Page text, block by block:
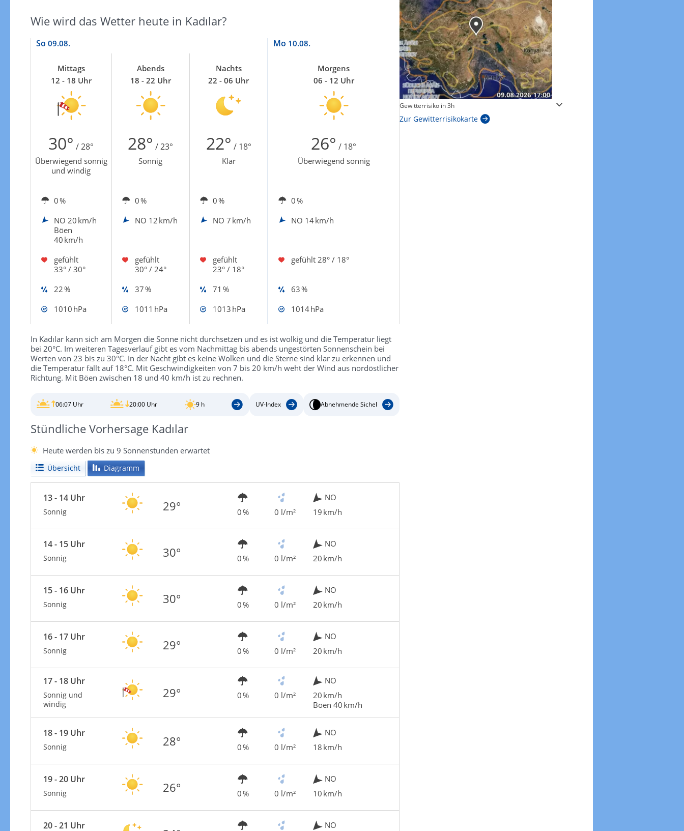
Wie wird das Wetter heute in Kadılar?
So 09.08. Mo 10.08.
Mittags
12 - 18 Uhr
Abends
18 - 22 Uhr
Nachts
22 - 06 Uhr
Morgens
06 - 12 Uhr
30° / 28° 28° / 23° 22° / 18° 26° / 18°
Überwiegend sonnig
und windig
Sonnig Klar Überwiegend sonnig
0 % 0 % 0 %
0 %
NO 20 km/h
Böen
40 km/h
NO 12 km/h NO 7 km/h NO 14 km/h
gefühlt
33° / 30°
gefühlt
30° / 24°
gefühlt
23° / 18°
gefühlt 28° / 18°
22 % 37 % 71 %
63 %
1010 hPa
1011 hPa 1013 hPa 1014 hPa
In Kadılar kann sich am Morgen die Sonne nicht durchsetzen und es ist wolkig und die Temperatur liegt
bei 20°C. Im weiteren Tagesverlauf gibt es vom Nachmittag bis abends ungestörten Sonnenschein bei
Werten von 23 bis zu 30°C. In der Nacht gibt es keine Wolken und die Sterne sind klar zu erkennen und
die Temperatur fällt auf 18°C. Mit Geschwindigkeiten von 7 bis 20 km/h weht der Wind aus nordöstlicher
Richtung. Mit Böen zwischen 18 und 40 km/h ist zu rechnen.
06:07 Uhr 20:00 Uhr 9 h UV-Index Abnehmende Sichel
Stündliche Vorhersage Kadılar
Heute werden bis zu 9 Sonnenstunden erwartet
Übersicht Diagramm
13 - 14 Uhr
Sonnig 29° 0 % 0 l/m²
NO
19 km/h
14 - 15 Uhr
Sonnig 30° 0 % 0 l/m²
NO
20 km/h
15 - 16 Uhr
Sonnig 30° 0 % 0 l/m²
NO
20 km/h
16 - 17 Uhr
Sonnig 29° 0 % 0 l/m²
NO
20 km/h
17 - 18 Uhr
Sonnig und
windig
29° 0 % 0 l/m²
NO
20 km/h
Böen 40 km/h
18 - 19 Uhr
Sonnig 28° 0 % 0 l/m²
NO
18 km/h
19 - 20 Uhr
Sonnig 26° 0 % 0 l/m²
NO
10 km/h
20 - 21 Uhr
NO
Windgeschwindigkeiten in 3h
Zur Windgeschwindigkeitenkarte
Sonnenschein heute
Zur Sonnenscheindauerkarte
Gewitterrisiko in 3h
Zur Gewitterrisikokarte
Windböen heute